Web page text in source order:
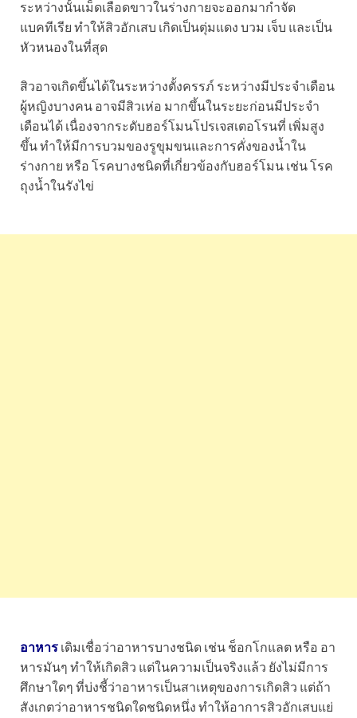
ระหว่างนั้นเม็ดเลือดขาวในร่างกายจะออกมากำจัด
แบคทีเรีย ทำให้สิวอักเสบ เกิดเป็นตุ่มแดง บวม เจ็บ และเป็น
หัวหนองในที่สุด
สิวอาจเกิดขึ้นได้ในระหว่างตั้งครรภ์ ระหว่างมีประจำเดือน
ผู้หญิงบางคน อาจมีสิวเห่อ มากขึ้นในระยะก่อนมีประจำ
เดือนได้ เนื่องจากระดับฮอร์โมนโปรเจสเตอโรนที่ เพิ่มสูง
ขึ้น ทำให้มีการบวมของรูขุมขนและการคั่งของน้ำใน
ร่างกาย หรือ โรคบางชนิดที่เกี่ยวข้องกับฮอร์โมน เช่น โรค
ถุงน้ำในรังไข่
อาหาร เดิมเชื่อว่าอาหารบางชนิด เช่น ช็อกโกแลต หรือ อา
หารมันๆ ทำให้เกิดสิว แต่ในความเป็นจริงแล้ว ยังไม่มีการ
ศึกษาใดๆ ที่บ่งชี้ว่าอาหารเป็นสาเหตุของการเกิดสิว แต่ถ้า
สังเกตว่าอาหารชนิดใดชนิดหนึ่ง ทำให้อาการสิวอักเสบแย่